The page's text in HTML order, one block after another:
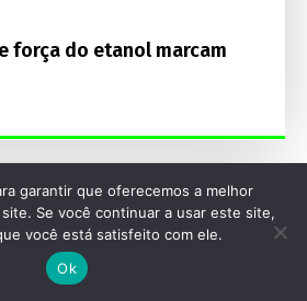
força do etanol marcam
garantir que oferecemos a melhor
Se você continuar a usar este site,
você está satisfeito com ele.
Ok